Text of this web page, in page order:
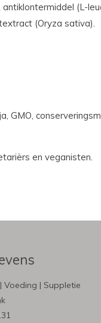
(L-
(Oryza sativa).
GMO,
en veganisten.
Voeding | Suppletie